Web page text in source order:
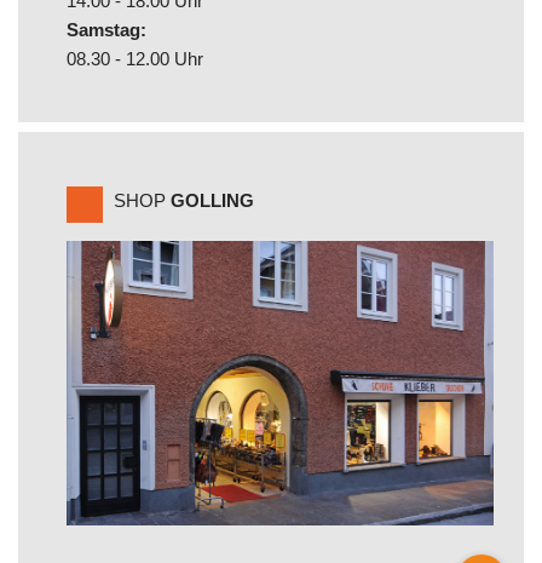
Samstag:
08.30 - 12.00 Uhr
SHOP GOLLING